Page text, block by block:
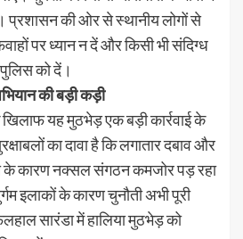
प्रशासन की ओर से स्थानीय लोगों से
पर ध्यान न दें और किसी भी संदिग्ध
को दें।
की बड़ी कड़ी
यह मुठभेड़ एक बड़ी कार्रवाई के
का दावा है कि लगातार दबाव और
के कारण नक्सल संगठन कमजोर पड़ रहा
इलाकों के कारण चुनौती अभी पूरी
सारंडा में हालिया मुठभेड़ को